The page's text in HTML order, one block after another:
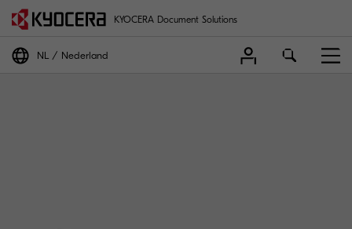
KYOCERA Document Solutions
NL Nederland